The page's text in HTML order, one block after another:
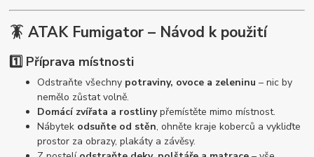
🪳 ATAK Fumigator – Návod k použití
1️⃣ Příprava místnosti
Odstraňte všechny potraviny, ovoce a zeleninu – nic by
nemělo zůstat volně.
Domácí zvířata a rostlinypřemístěte mimo místnost.
Nábytek odsuňte od stěn, ohněte kraje koberců a vykliďte
prostor za obrazy, plakáty a závěsy.